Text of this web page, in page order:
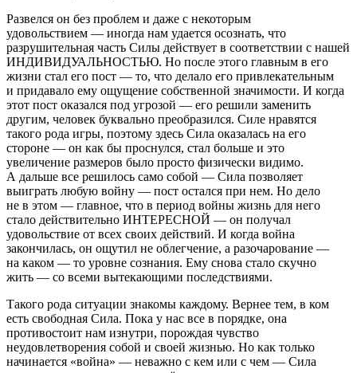
Развелся он без проблем и даже с некоторым
удовольствием — иногда нам удается осознать, что
разрушительная часть Силы действует в соответствии с нашей
ИНДИВИДУАЛЬНОСТЬЮ. Но после этого главным в его
жизни стал его пост — то, что делало его привлекательным
и придавало ему ощущение собственной значимости. И когда
этот пост оказался под угрозой — его решили заменить
другим, человек буквально преобразился. Силе нравятся
такого рода игры, поэтому здесь Сила оказалась на его
стороне — он как бы проснулся, стал больше и это
увеличение размеров было просто физически видимо.
А дальше все решилось само собой — Сила позволяет
выиграть любую войну — пост остался при нем. Но дело
не в этом — главное, что в период войны жизнь для него
стало действительно ИНТЕРЕСНОЙ — он получал
удовольствие от всех своих действий. И когда война
закончилась, он ощутил не облегчение, а разочарование —
на каком — то уровне сознания. Ему снова стало скучно
жить — со всеми вытекающими последствиями.
Такого рода ситуации знакомы каждому. Вернее тем, в ком
есть свободная Сила. Пока у нас все в порядке, она
противостоит нам изнутри, порождая чувство
неудовлетворения собой и своей жизнью. Но как только
начинается «война» — неважно с кем или с чем — Сила